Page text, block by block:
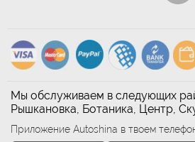
Мы обслуживаем в следующих
Рышкановка, Ботаника, Центр,
Приложение Autoshina в твоем